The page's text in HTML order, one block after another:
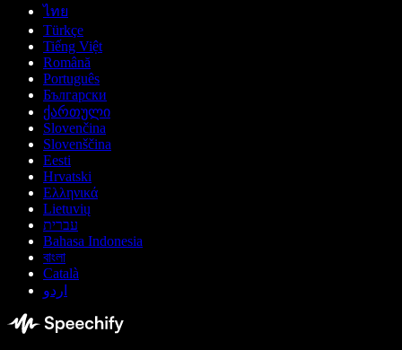
ไทย
Türkçe
Tiếng Việt
Română
Português
Български
ქართული
Slovenčina
Slovenščina
Eesti
Hrvatski
Ελληνικά
Lietuvių
עברית
Bahasa Indonesia
বাংলা
Català
اردو